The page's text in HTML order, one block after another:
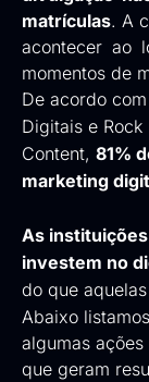
matrículas. A
acontecer ao
momentos de
De acordo
Digitais e Rock
Content, 81%
marketing
As
investem no
do que
Abaixo listamos
algumas ações
que geram